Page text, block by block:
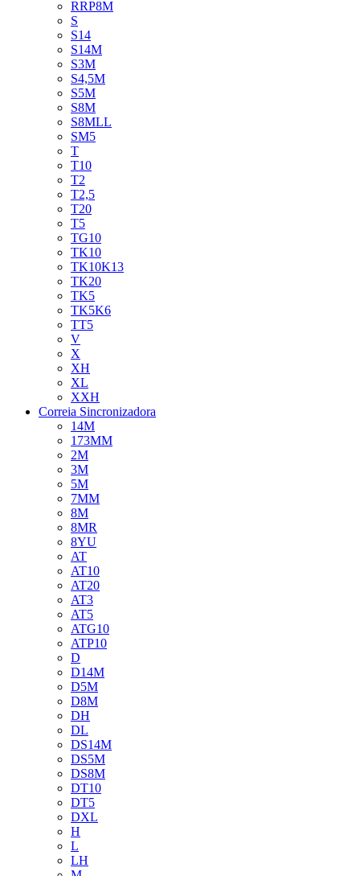
RRP8M
S
S14
S14M
S3M
S4,5M
S5M
S8M
S8MLL
SM5
T
T10
T2
T2,5
T20
T5
TG10
TK10
TK10K13
TK20
TK5
TK5K6
TT5
V
X
XH
XL
XXH
Correia Sincronizadora
14M
173MM
2M
3M
5M
7MM
8M
8MR
8YU
AT
AT10
AT20
AT3
AT5
ATG10
ATP10
D
D14M
D5M
D8M
DH
DL
DS14M
DS5M
DS8M
DT10
DT5
DXL
H
L
LH